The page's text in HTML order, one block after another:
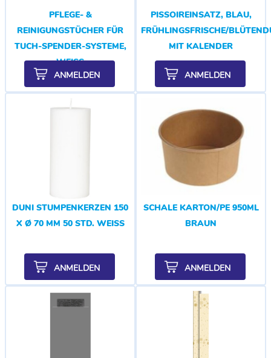
PFLEGE- &
REINIGUNGSTÜCHER FÜR
TUCH-SPENDER-SYSTEME,
WEISS
ANMELDEN
PISSOIREINSATZ, BLAU,
FRÜHLINGSFRISCHE/
MIT KALENDER
ANMELDEN
DUNI STUMPENKERZEN 150
X Ø 70 MM 50 STD. WEISS
ANMELDEN
SCHALE KARTON/PE 950ML
BRAUN
ANMELDEN